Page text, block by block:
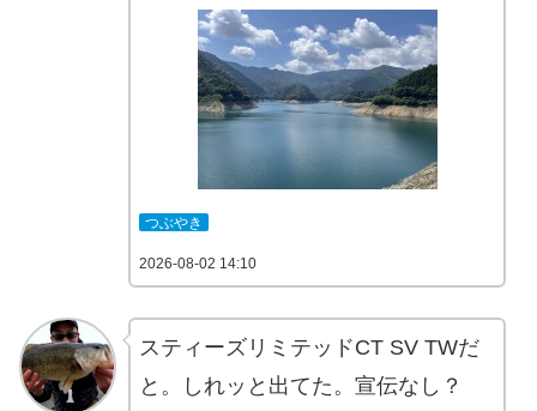
つぶやき
2026-08-02 14:10
スティーズリミテッドCT SV TWだ
と。しれッと出てた。宣伝なし？